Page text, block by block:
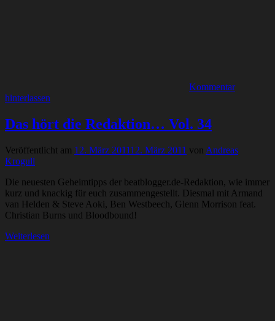
Kommentar
hinterlassen
Das hört die Redaktion… Vol. 34
Veröffentlicht am 12. März 201112. März 2011 von Andreas
Krogull
Die neuesten Geheimtipps der beatblogger.de-Redaktion, wie immer
kurz und knackig für euch zusammengestellt. Diesmal mit Armand
van Helden & Steve Aoki, Ben Westbeech, Glenn Morrison feat.
Christian Burns und Bloodbound!
Weiterlesen